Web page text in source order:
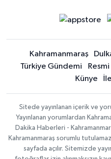
Kahramanmaraş
Türkiye Gündemi
Künye
Sitede yayınlanan içerik ve
Yayınlanan yorumlardan
Dakika Haberleri -
Kahramanmaraş sorumlu
sayfada açılır. Sitemizde